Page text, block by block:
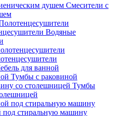
для ванной
Тумбы с раковиной